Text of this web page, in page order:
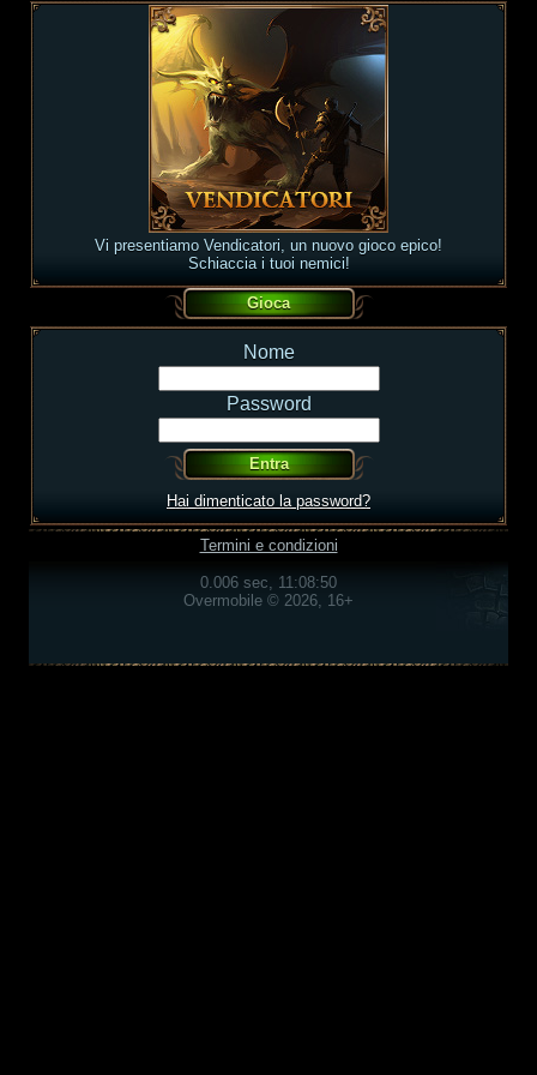
Vi presentiamo Vendicatori, un nuovo gioco epico!
Schiaccia i tuoi nemici!
Nome
Password
Hai dimenticato la password?
Termini e condizioni
0.006 sec, 11:08:50
Overmobile © 2026, 16+